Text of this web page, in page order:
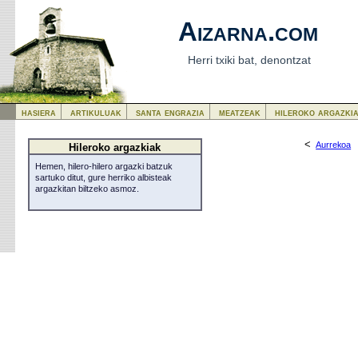
Aizarna.com
Herri txiki bat, denontzat
<Aurrekoa
Hileroko argazkiak
Hemen, hilero-hilero argazki batzuk
sartuko ditut, gure herriko albisteak
argazkitan biltzeko asmoz.
hasiera artikuluak santa engrazia meatzeak hileroko